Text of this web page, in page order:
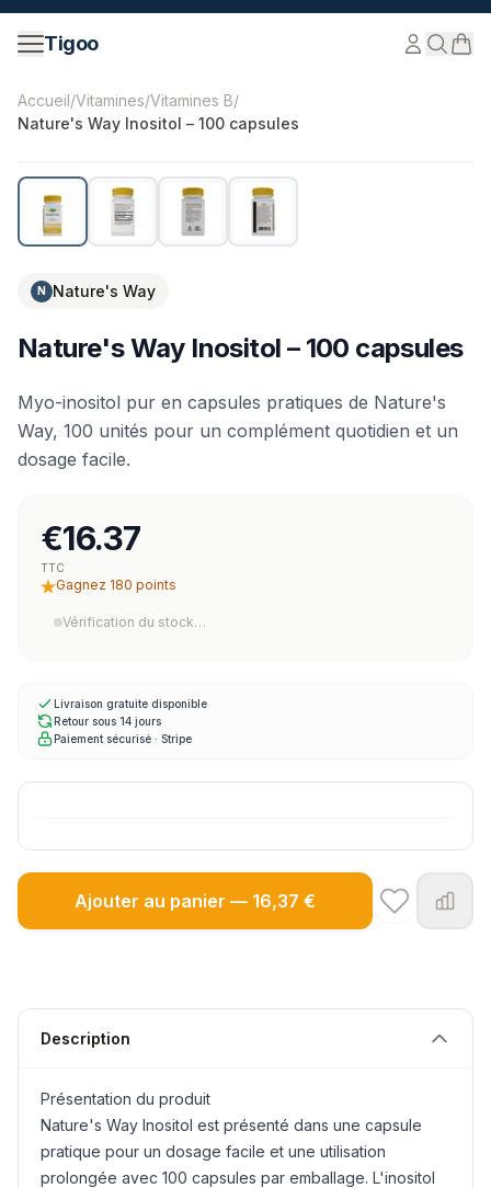
Passer au contenu
Tigoo
©2026Nutri Nordic AB.Tous droits réservés.
Accueil/Vitamines/Vitamines B/
Nature's Way Inositol – 100 capsules
N Nature's Way
Nature's Way Inositol – 100 capsules
Myo-inositol pur en capsules pratiques de Nature's
Way, 100 unités pour un complément quotidien et un
dosage facile.
€16.37
TTC
Gagnez 180 points
Vérification du stock…
Livraison gratuite disponible
Retour sous 14 jours
Paiement sécurisé · Stripe
Ajouter au panier — 16,37 €
Description
Présentation du produit
Nature's Way Inositol est présenté dans une capsule
pratique pour un dosage facile et une utilisation
prolongée avec 100 capsules par emballage. L'inositol